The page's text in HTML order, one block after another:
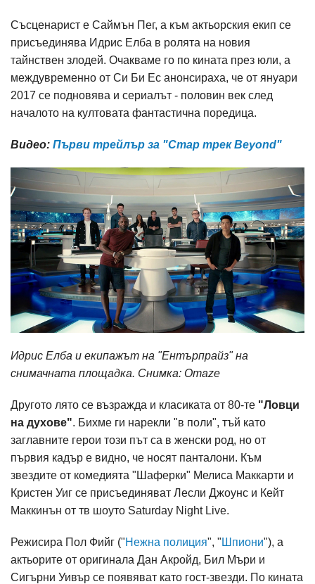
Съсценарист е Саймън Пег, а към актьорския екип се
присъединява Идрис Елба в ролята на новия
тайнствен злодей. Очакваме го по кината през юли, а
междувременно от Си Би Ес анонсираха, че от януари
2017 се подновява и сериалът - половин век след
началото на култовата фантастична поредица.
Видео: Първи трейлър за "Стар трек Beyond"
Идрис Елба и екипажът на "Ентърпрайз" на
снимачната площадка. Снимка: Omaze
Другото лято се възражда и класиката от 80-те "Ловци
на духове". Бихме ги нарекли "в поли", тъй като
заглавните герои този път са в женски род, но от
първия кадър е видно, че носят панталони. Към
звездите от комедията "Шаферки" Мелиса Маккарти и
Кристен Уиг се присъединяват Лесли Джоунс и Кейт
Маккинън от тв шоуто Saturday Night Live.
Режисира Пол Фийг ("Нежна полиция", " Шпиони"), а
актьорите от оригинала Дан Акройд, Бил Мъри и
Сигърни Уивър се появяват като гост-звезди. По кината